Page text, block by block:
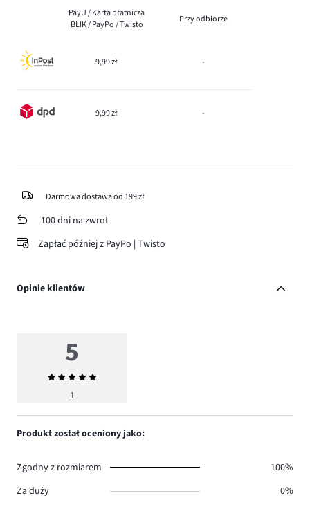
PayU / Karta płatnicza
BLIK / PayPo / Twisto
Przy odbiorze
9,99 zł -
9,99 zł -
Darmowa dostawa od 199 zł
100 dni na zwrot
Zapłać później z PayPo | Twisto
Opinie klientów
5
Średnia
ocena
1
Produkt został oceniony jako:
Zgodny z rozmiarem
100%
Za duży
0%